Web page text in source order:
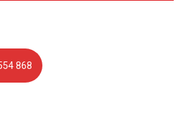
868